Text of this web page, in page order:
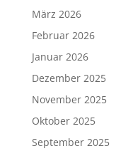
März 2026
Februar 2026
Januar 2026
Dezember 2025
November 2025
Oktober 2025
September 2025